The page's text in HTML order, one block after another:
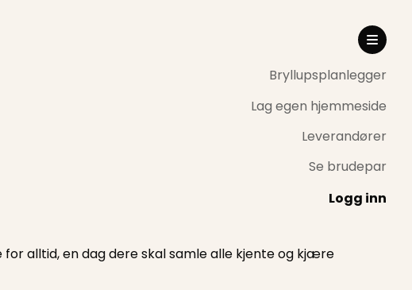
Bryllupsplanlegger
Lag egen hjemmeside
Leverandører
Se brudepar
Logg inn
alltid, en dag dere skal samle alle kjente og kjære